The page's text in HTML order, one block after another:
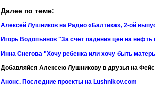
Далее по теме:
Алексей Лушников на Радио «Балтика», 2-ой
Игорь Водопьянов "За счет падения цен на
Инна Снегова "Хочу ребенка или хочу быть
Добавляйся Алексею Лушникову в друзья на
Анонс. Последние проекты на Lushnikov.com